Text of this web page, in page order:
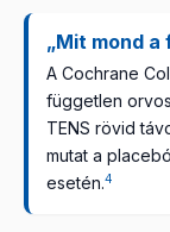
„Mit mond
A Cochrane
független
TENS rövid
mutat a
esetén.4